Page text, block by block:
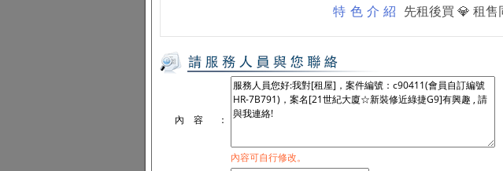
特色介紹
內 容 ：
內容可自行修改。